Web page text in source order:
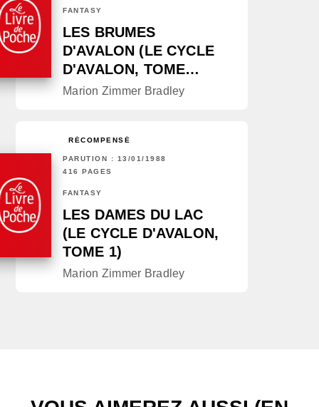
FANTASY
LES BRUMES
D'AVALON (LE CYCLE
D'AVALON, TOME…
Marion Zimmer Bradley
RÉCOMPENSÉ
PARUTION : 13/01/1988
416 PAGES
FANTASY
LES DAMES DU LAC
(LE CYCLE D'AVALON,
TOME 1)
Marion Zimmer Bradley